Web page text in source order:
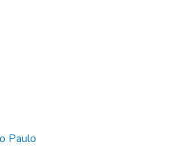
Paulo